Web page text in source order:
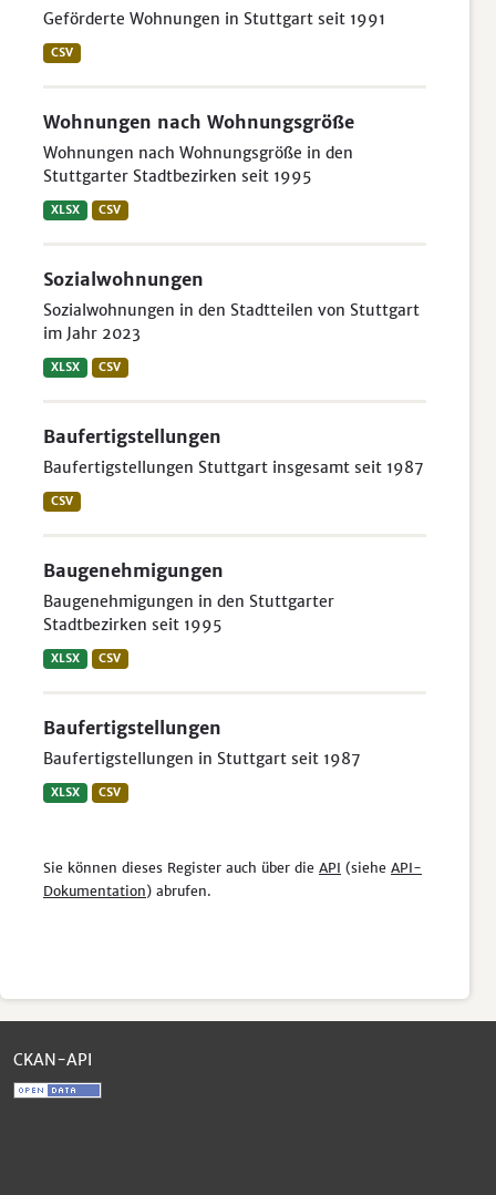
Geförderte Wohnungen in Stuttgart seit 1991
CSV
Wohnungen nach Wohnungsgröße
Wohnungen nach Wohnungsgröße in den
Stuttgarter Stadtbezirken seit 1995
XLSX CSV
Sozialwohnungen
Sozialwohnungen in den Stadtteilen von Stuttgart
im Jahr 2023
XLSX CSV
Baufertigstellungen
Baufertigstellungen Stuttgart insgesamt seit 1987
CSV
Baugenehmigungen
Baugenehmigungen in den Stuttgarter
Stadtbezirken seit 1995
XLSX CSV
Baufertigstellungen
Baufertigstellungen in Stuttgart seit 1987
XLSX CSV
Sie können dieses Register auch über die API (siehe API-
Dokumentation) abrufen.
CKAN-API